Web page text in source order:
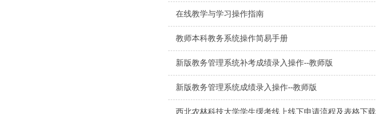
在线教学与学习操作指南
教师本科教务系统操作简易手册
新版教务管理系统补考成绩录入操作--教师版
新版教务管理系统成绩录入操作--教师版
西北农林科技大学学生缓考线上线下申请流程及表格下载